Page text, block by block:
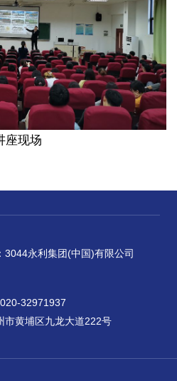
座现场
永利集团(中国)有限公司
32971937
黄埔区九龙大道222号